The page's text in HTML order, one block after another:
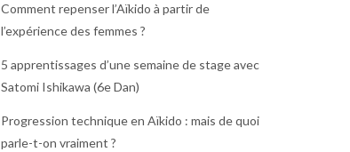
Comment repenser l’Aïkido à partir de
l’expérience des femmes ?
5 apprentissages d’une semaine de stage avec
Satomi Ishikawa (6e Dan)
Progression technique en Aïkido : mais de quoi
parle-t-on vraiment ?